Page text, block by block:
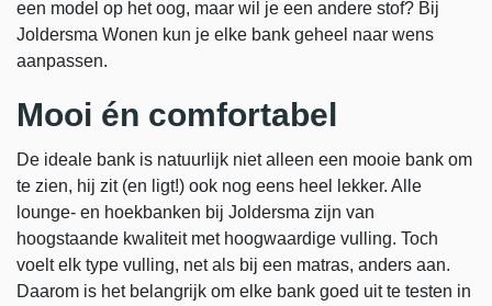
een model op het oog, maar wil je een andere stof? Bij
Joldersma Wonen kun je elke bank geheel naar wens
aanpassen.
Mooi én comfortabel
De ideale bank is natuurlijk niet alleen een mooie bank om
te zien, hij zit (en ligt!) ook nog eens heel lekker. Alle
lounge- en hoekbanken bij Joldersma zijn van
hoogstaande kwaliteit met hoogwaardige vulling. Toch
voelt elk type vulling, net als bij een matras, anders aan.
Daarom is het belangrijk om elke bank goed uit te testen in